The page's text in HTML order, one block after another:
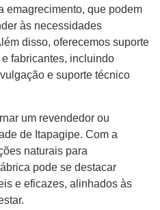
emagrecimento, que podem
às necessidades
disso, oferecemos suporte
fabricantes, incluindo
e suporte técnico
um revendedor ou
de Itapagipe. Com a
naturais para
pode se destacar
e eficazes, alinhados às